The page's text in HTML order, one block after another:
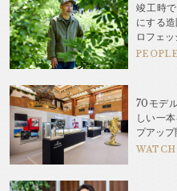
竣工時
にする
ロフェッ
PEOPLE
70モデ
しい一
プアップ
WATCH